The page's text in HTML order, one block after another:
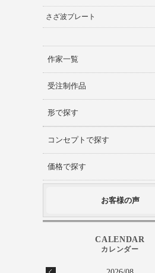
さざ波プレート
作家一覧
受注制作品
形で探す
コンセプトで探す
価格で探す
お客様の声